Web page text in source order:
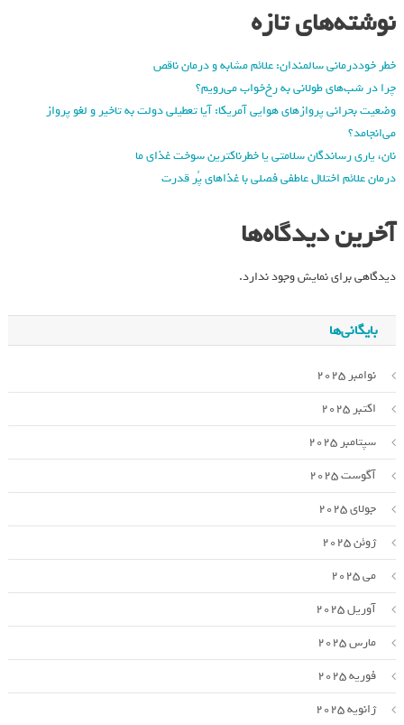
نوشته‌های تازه
خطر خوددرمانی سالمندان: علائم مشابه و درمان ناقص
چرا در شب‌های طولانی به رخ‌خواب می‌رویم؟
وضعیت بحرانی پروازهای هوایی آمریکا: آیا تعطیلی دولت به تاخیر و لغو پرواز
می‌انجامد؟
نان، یاری رساندگان سلامتی یا خطرناکترین سوخت غذای ما
درمان علائم اختلال عاطفی فصلی با غذاهای پُر قدرت
آخرین دیدگاه‌ها
دیدگاهی برای نمایش وجود ندارد.
بایگانی‌ها
نوامبر 2025
اکتبر 2025
سپتامبر 2025
آگوست 2025
جولای 2025
ژوئن 2025
می 2025
آوریل 2025
مارس 2025
فوریه 2025
ژانویه 2025